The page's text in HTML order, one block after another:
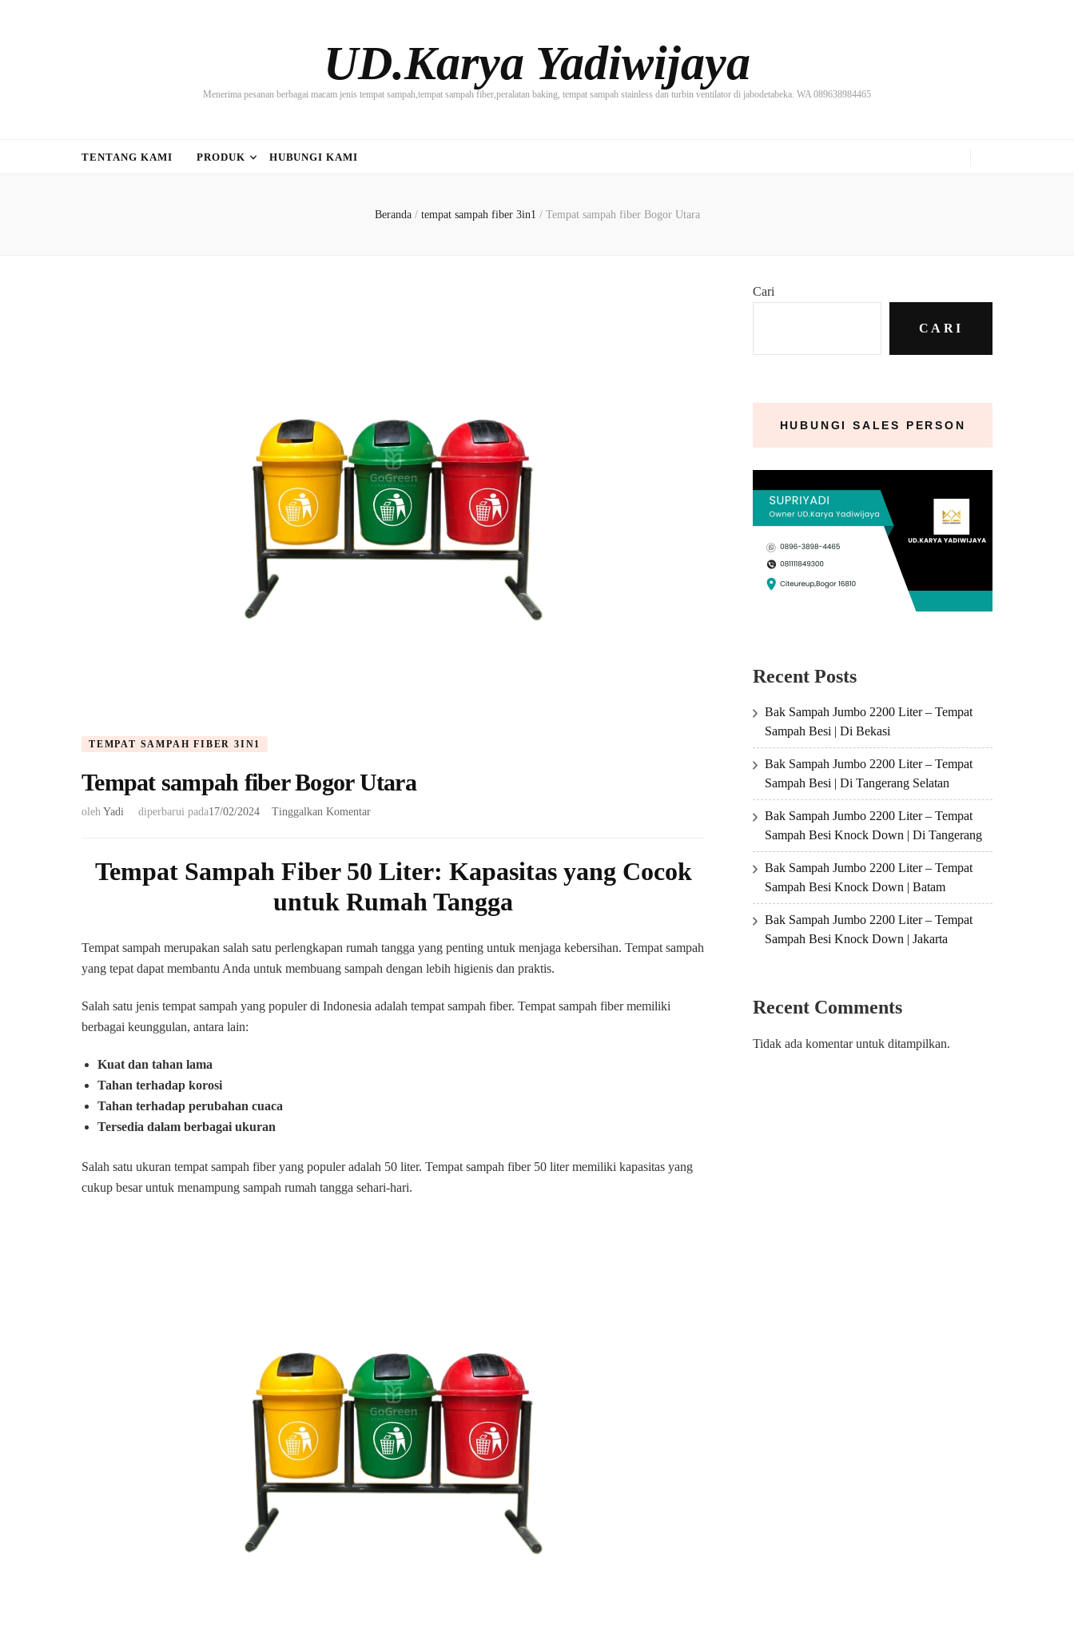
UD.Karya Yadiwijaya
Menerima pesanan berbagai macam jenis tempat sampah,tempat sampah fiber,peralatan baking, tempat sampah stainless dan turbin ventilator di jabodetabeka. WA 089638984465
TENTANG KAMI PRODUK HUBUNGI KAMI
Beranda / tempat sampah fiber 3in1 / Tempat sampah fiber Bogor Utara
TEMPAT SAMPAH FIBER 3IN1
Tempat sampah fiber Bogor Utara
oleh Yadi diperbarui pada17/02/2024 Tinggalkan Komentarpada
fiber
Bogor
Tempat Sampah Fiber 50 Liter: Kapasitas yang Cocok
untuk Rumah Tangga
Tempat sampah merupakan salah satu perlengkapan rumah tangga yang penting untuk menjaga kebersihan. Tempat sampah
yang tepat dapat membantu Anda untuk membuang sampah dengan lebih higienis dan praktis.
Salah satu jenis tempat sampah yang populer di Indonesia adalah tempat sampah fiber. Tempat sampah fiber memiliki
berbagai keunggulan, antara lain:
Kuat dan tahan lama
Tahan terhadap korosi
Tahan terhadap perubahan cuaca
Tersedia dalam berbagai ukuran
Salah satu ukuran tempat sampah fiber yang populer adalah 50 liter. Tempat sampah fiber 50 liter memiliki kapasitas yang
cukup besar untuk menampung sampah rumah tangga sehari-hari.
Cari
CARI
HUBUNGI SALES PERSON
Recent Posts
Bak Sampah Jumbo 2200 Liter – Tempat
Sampah Besi | Di Bekasi
Bak Sampah Jumbo 2200 Liter – Tempat
Sampah Besi | Di Tangerang Selatan
Bak Sampah Jumbo 2200 Liter – Tempat
Sampah Besi Knock Down | Di Tangerang
Bak Sampah Jumbo 2200 Liter – Tempat
Sampah Besi Knock Down | Batam
Bak Sampah Jumbo 2200 Liter – Tempat
Sampah Besi Knock Down | Jakarta
Recent Comments
Tidak ada komentar untuk ditampilkan.